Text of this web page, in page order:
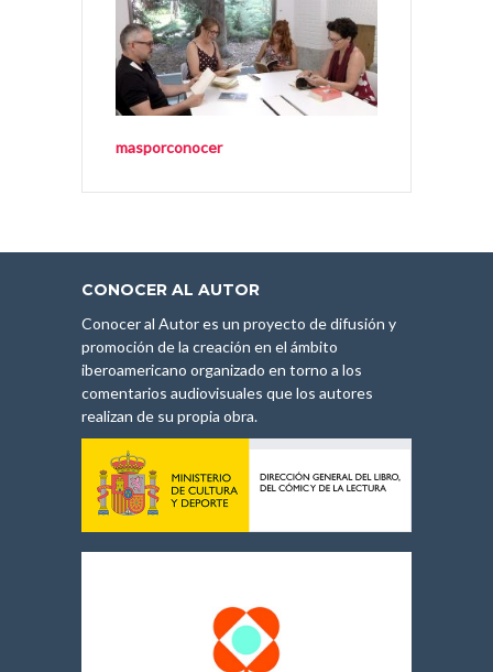
masporconocer
CONOCER AL AUTOR
Conocer al Autor es un proyecto de difusión y
promoción de la creación en el ámbito
iberoamericano organizado en torno a los
comentarios audiovisuales que los autores
realizan de su propia obra.